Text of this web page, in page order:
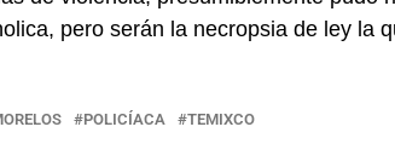
pero serán la necropsia de ley la
POLICÍACA TEMIXCO